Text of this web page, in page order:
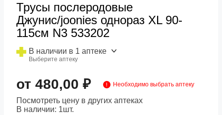
Трусы послеродовые
Джунис/joonies однораз ХL 90-
115см N3 533202
В наличии в 1 аптеке
Выберите аптеку
от 480,00 ₽ Необходимо выбрать аптеку
Посмотреть цену в других аптеках
В наличии: 1шт.